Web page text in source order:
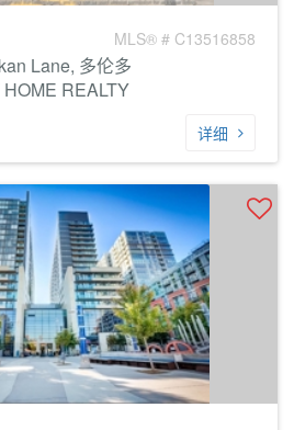
MLS® # C13516858
Lane, 多伦多
REALTY
详细